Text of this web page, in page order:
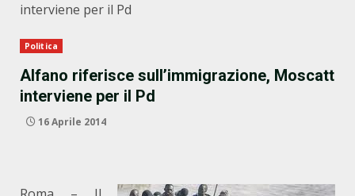
interviene per il Pd
Politica
Alfano riferisce sull’immigrazione, Moscatt
interviene per il Pd
16 Aprile 2014